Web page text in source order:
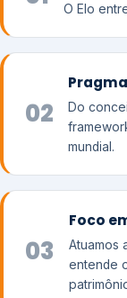
O Elo
02
Do
mundial.
03
Foco
Atuamos
entende